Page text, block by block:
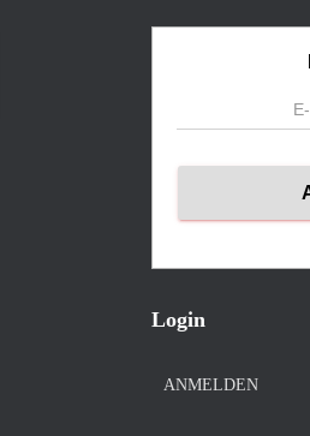
Login
ANMELDEN